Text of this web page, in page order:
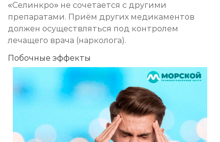
«Селинкро» не сочетается с другими
препаратами. Приём других медикаментов
должен осуществляться под контролем
лечащего врача (нарколога).
Побочные эффекты